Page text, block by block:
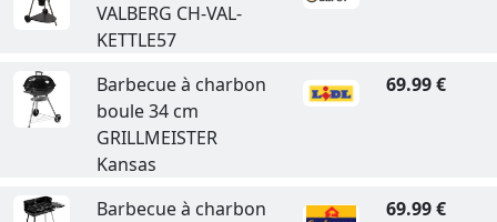
VALBERG CH-VAL-
KETTLE57
Barbecue à charbon
boule 34 cm
GRILLMEISTER
Kansas
69.99 €
Barbecue à charbon
69.99 €